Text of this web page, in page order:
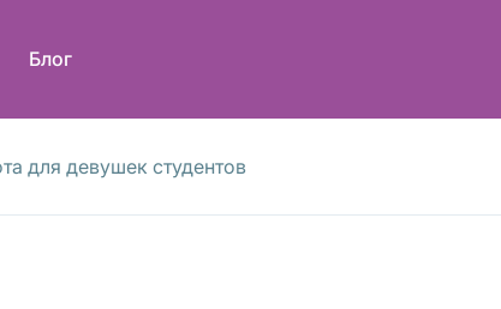
Блог
для девушек студентов